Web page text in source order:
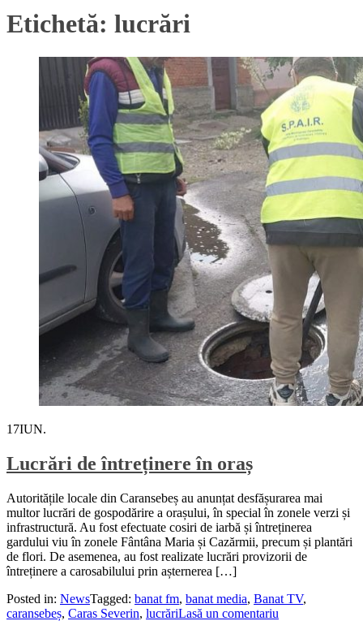
Etichetă: lucrări
17IUN.
Lucrări de întreținere în oraș
Autoritățile locale din Caransebeș au anunțat desfășurarea mai
multor lucrări de gospodărire a orașului, în special în zonele verzi și
infrastructură. Au fost efectuate cosiri de iarbă și întreținerea
gardului viu în zonele Fântâna Maria și Cazărmii, precum și plantări
de flori. De asemenea, au fost realizate lucrări provizorii de
întreținere a carosabilului prin așternerea […]
Posted in: NewsTagged: banat fm, banat media, Banat TV,
caransebeș, Caras Severin, lucrăriLasă un comentariu